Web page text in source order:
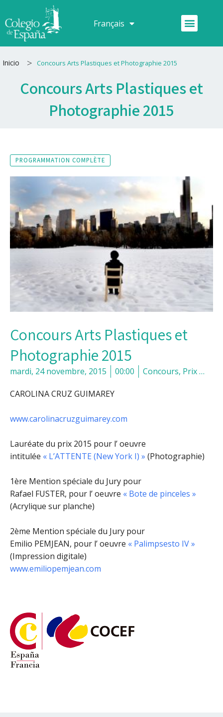
au
contenu
Français
Español Menu
Inicio > Concours Arts Plastiques et Photographie 2015
Concours Arts Plastiques et
Photographie 2015
PROGRAMMATION COMPLÈTE
Concours Arts Plastiques et
Photographie 2015
mardi, 24 novembre, 2015 00:00 Concours, Prix …
CAROLINA CRUZ GUIMAREY
www.carolinacruzguimarey.com
Lauréate du prix 2015 pour l’ oeuvre
intitulée « L’ATTENTE (New York I) » (Photographie)
1ère Mention spéciale du Jury pour
Rafael FUSTER, pour l’ oeuvre « Bote de pinceles »
(Acrylique sur planche)
2ème Mention spéciale du Jury pour
Emilio PEMJEAN, pour l’ oeuvre « Palimpsesto IV »
(Impression digitale)
www.emiliopemjean.com